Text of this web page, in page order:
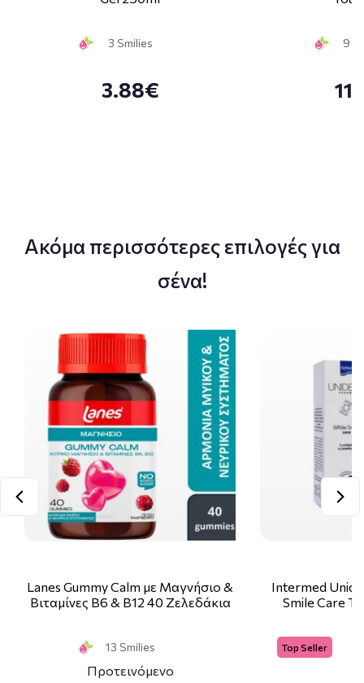
3 Smilies
3.88€
9
Ακόμα περισσότερες επιλογές για
σένα!
Lanes Gummy Calm με Μαγνήσιο &
Βιταμίνες Β6 & Β12 40 Ζελεδάκια
13 Smilies
Προτεινόμενο
Intermed
Smile Care
Top Seller